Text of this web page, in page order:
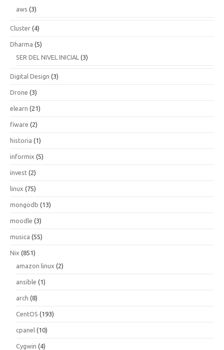
aws (3)
Cluster (4)
Dharma (5)
SER DEL NIVEL INICIAL (3)
Digital Design (3)
Drone (3)
elearn (21)
fiware (2)
historia (1)
informix (5)
invest (2)
linux (75)
mongodb (13)
moodle (3)
musica (55)
Nix (851)
amazon linux (2)
ansible (1)
arch (8)
CentOS (193)
cpanel (10)
Cygwin (4)